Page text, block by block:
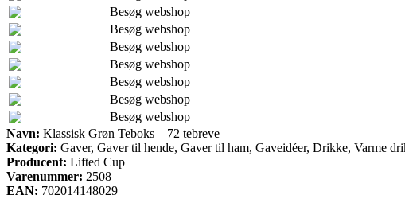
Besøg webshop
Besøg webshop
Besøg webshop
Besøg webshop
Besøg webshop
Besøg webshop
Besøg webshop
Navn: Klassisk Grøn Teboks – 72 tebreve
Kategori: Gaver, Gaver til hende, Gaver til ham, Gaveidéer, Drikke, Varme
Producent: Lifted Cup
Varenummer: 2508
EAN: 702014148029